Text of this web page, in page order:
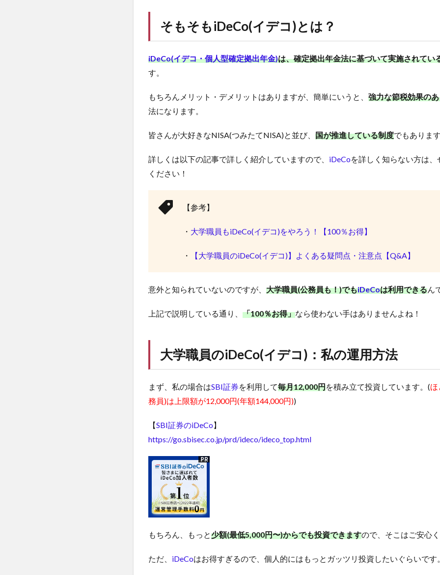
そもそもiDeCo(イデコ)とは？
iDeCo(イデコ・個人型確定拠出年金)は、確定拠出年金法に基づいて実施されてい
す。
もちろんメリット・デメリットはありますが、簡単にいうと、 強力な節税効果の
法になります。
皆さんが大好きなNISA(つみたてNISA)と並び、 国が推進している制度でもありま
詳しくは以下の記事で詳しく紹介していますので、 iDeCoを詳しく知らない方は
ください！
【参考】
・ 大学職員もiDeCo(イデコ)をやろう！【100％お得】
・ 【大学職員のiDeCo(イデコ)】よくある疑問点・注意点【Q&A】
意外と知られていないのですが、 大学職員(公務員も！)でもiDeCoは利用できるん
上記で説明している通り、 「100％お得」なら使わない手はありませんよね！
大学職員のiDeCo(イデコ) ：私の運用方法
まず、私の場合はSBI証券を利用して毎月12,000円を積み立て投資しています。(
務員)は上限額が12,000円(年額144,000円))
【SBI証券のiDeCo】
https://go.sbisec.co.jp/prd/ideco/ideco_top.html
もちろん、もっと少額(最低5,000円〜)からでも投資できますので、そこはご安心
ただ、 iDeCoはお得すぎるので、個人的にはもっとガッツリ投資したいぐらいです